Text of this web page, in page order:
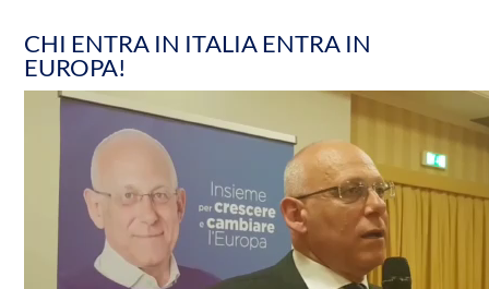
CHI ENTRA IN ITALIA ENTRA IN
EUROPA!